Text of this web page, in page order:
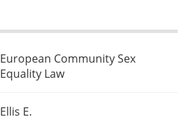
European Community Sex
Equality Law
Ellis E.